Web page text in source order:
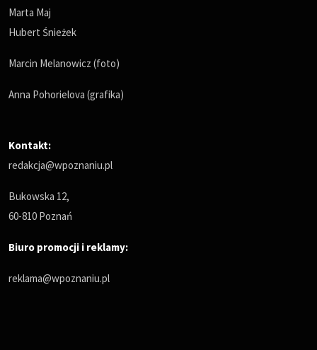
Marta Maj
Hubert Śnieżek
Marcin Melanowicz (foto)
Anna Pohorielova (grafika)
Kontakt:
redakcja@wpoznaniu.pl
Bukowska 12,
60-810 Poznań
Biuro promocji i reklamy:
reklama@wpoznaniu.pl